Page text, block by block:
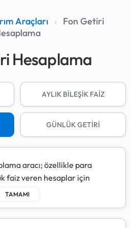
Araçları ›
Fon Getiri
Hesaplama
AYLIK BİLEŞİK FAİZ
GÜNLÜK GETİRİ
aracı; özellikle para
faiz veren hesaplar için
eklenerek büyümesini
kazandığınız net faiz